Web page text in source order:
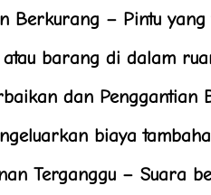
Berkurang – Pintu
atau barang di dalam
dan Penggantian
biaya
Terganggu – Suara